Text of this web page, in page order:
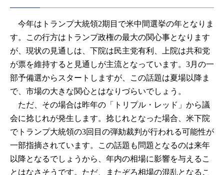
今年はトランプ大統領2期目で米中間選挙の年となりま
す。この行方はトランプ政権の最大の関心事となります
が、現状の見通しは、下院は民主党有利、上院は共和党
が票を維持すると見通しが主流となっています。3月の一
部予備選からスタートしますが、この話題は夏場以降ま
で、市場の大きな関心とはなりづらいでしょう。
ただ、その場合は昨年の「トリプル・レッド」から議
会に捻じれが発生します。捻じれとなった場合、米下院
でトランプ大統領の3回目の弾劾裁判が行われる可能性が
一部指摘されています。この話題も問題となるのは来年
以降となるでしょうから、年内の相場に影響を与えるこ
とはなさそうです。ただ、またぞろ相場の混乱となるこ